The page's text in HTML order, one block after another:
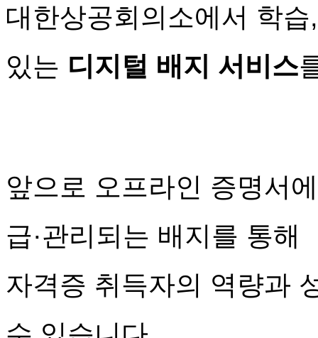
대한상공회의소에서 학
있는 디지털 배지 서비스
앞으로 오프라인 증명서
급·관리되는 배지를 통해
자격증 취득자의 역량과